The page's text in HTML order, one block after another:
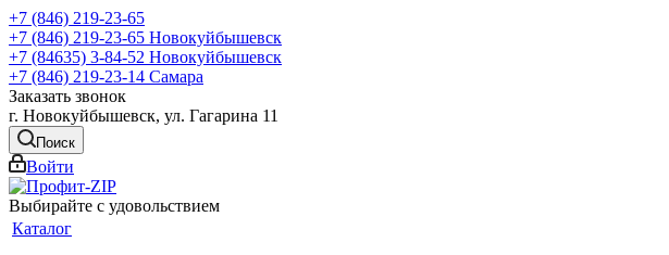
+7 (846) 219-23-65
+7 (846) 219-23-65 Новокуйбышевск
+7 (84635) 3-84-52 Новокуйбышевск
+7 (846) 219-23-14 Самара
Заказать звонок
г. Новокуйбышевск, ул. Гагарина 11
Поиск
Войти
Выбирайте с удовольствием
Каталог